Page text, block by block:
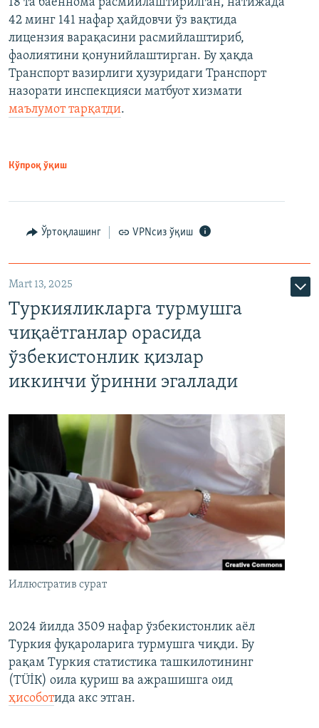
18 та баённома расмийлаштирилган, натижада
42 минг 141 нафар ҳайдовчи ўз вақтида
лицензия варақасини расмийлаштириб,
фаолиятини қонунийлаштирган. Бу ҳақда
Транспорт вазирлиги ҳузуридаги Транспорт
назорати инспекцияси матбуот хизмати
маълумот тарқатди.
Кўпроқ ўқиш
Ўртоқлашинг VPNсиз ўқиш
Mart 13, 2025
Туркияликларга турмушга
чиқаётганлар орасида
ўзбекистонлик қизлар
иккинчи ўринни эгаллади
Иллюстратив сурат
2024 йилда 3509 нафар ўзбекистонлик аёл
Туркия фуқароларига турмушга чиқди. Бу
рақам Туркия статистика ташкилотининг
(ТÜİК) оила қуриш ва ажрашишга оид
ҳисоботида акс этган.